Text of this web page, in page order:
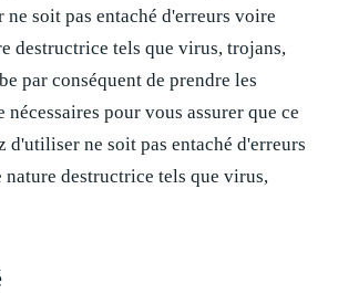
soit pas entaché d'erreurs voire
destructrice tels que virus, trojans,
par conséquent de prendre les
nécessaires pour vous assurer que ce
d'utiliser ne soit pas entaché d'erreurs
nature destructrice tels que virus,